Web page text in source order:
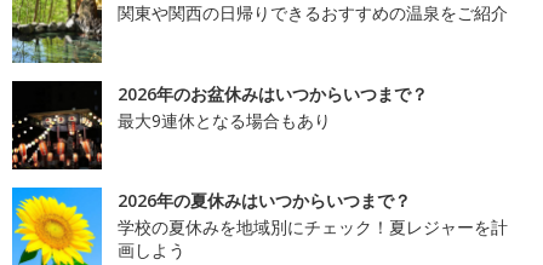
関東や関西の日帰りできるおすすめの温泉をご紹介
2026年のお盆休みはいつからいつまで？
最大9連休となる場合もあり
2026年の夏休みはいつからいつまで？
学校の夏休みを地域別にチェック！夏レジャーを計
画しよう